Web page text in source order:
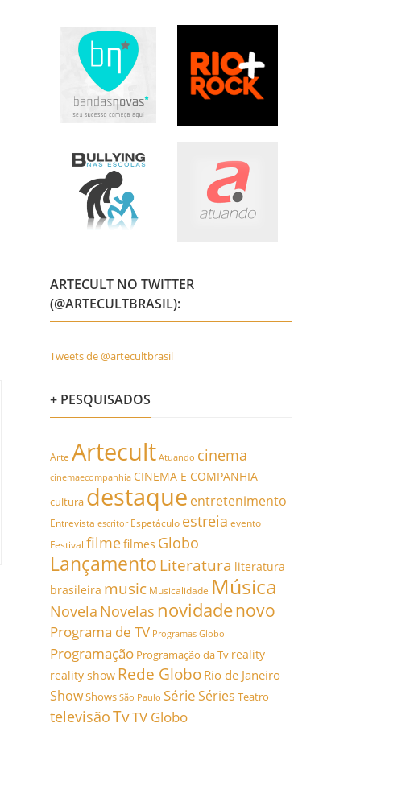
ARTECULT NO TWITTER
(@ARTECULTBRASIL):
Tweets de @artecultbrasil
+ PESQUISADOS
Arte Artecult Atuando cinema
cinemaecompanhia CINEMA E COMPANHIA
cultura destaque entretenimento
Entrevista escritor Espetáculo estreia evento
Festival filmefilmes Globo
Lançamento Literatura literatura
brasileira music Musicalidade Música
Novela Novelas novidadenovo
Programa de TV Programas Globo
Programação Programação da Tv reality
reality show Rede Globo Rio de Janeiro
ShowShows São Paulo SérieSéries Teatro
televisãoTvTV Globo